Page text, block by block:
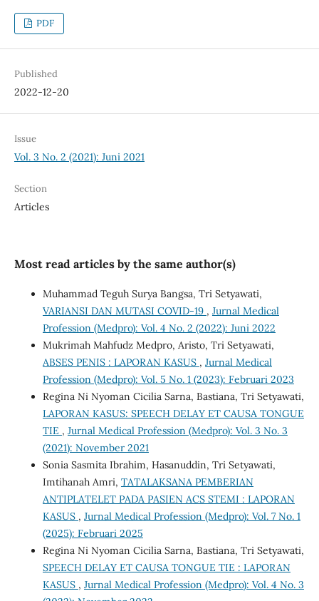
PDF
Published
2022-12-20
Issue
Vol. 3 No. 2 (2021): Juni 2021
Section
Articles
Most read articles by the same author(s)
Muhammad Teguh Surya Bangsa, Tri Setyawati,
VARIANSI DAN MUTASI COVID-19 , Jurnal Medical
Profession (Medpro): Vol. 4 No. 2 (2022): Juni 2022
Mukrimah Mahfudz Medpro, Aristo, Tri Setyawati,
ABSES PENIS : LAPORAN KASUS , Jurnal Medical
Profession (Medpro): Vol. 5 No. 1 (2023): Februari 2023
Regina Ni Nyoman Cicilia Sarna, Bastiana, Tri Setyawati,
LAPORAN KASUS: SPEECH DELAY ET CAUSA TONGUE
TIE , Jurnal Medical Profession (Medpro): Vol. 3 No. 3
(2021): November 2021
Sonia Sasmita Ibrahim, Hasanuddin, Tri Setyawati,
Imtihanah Amri, TATALAKSANA PEMBERIAN
ANTIPLATELET PADA PASIEN ACS STEMI : LAPORAN
KASUS , Jurnal Medical Profession (Medpro): Vol. 7 No. 1
(2025): Februari 2025
Regina Ni Nyoman Cicilia Sarna, Bastiana, Tri Setyawati,
SPEECH DELAY ET CAUSA TONGUE TIE : LAPORAN
KASUS , Jurnal Medical Profession (Medpro): Vol. 4 No. 3